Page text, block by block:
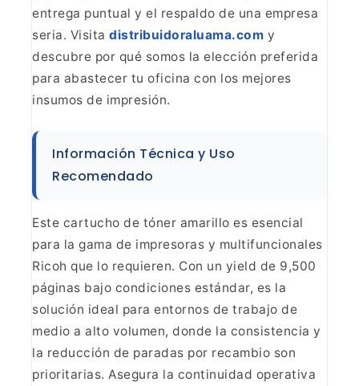
entrega puntual y el respaldo de una empresa
seria. Visita distribuidoraluama.com y
descubre por qué somos la elección preferida
para abastecer tu oficina con los mejores
insumos de impresión.
Información Técnica y Uso
Recomendado
Este cartucho de tóner amarillo es esencial
para la gama de impresoras y multifuncionales
Ricoh que lo requieren. Con un yield de 9,500
páginas bajo condiciones estándar, es la
solución ideal para entornos de trabajo de
medio a alto volumen, donde la consistencia y
la reducción de paradas por recambio son
prioritarias. Asegura la continuidad operativa